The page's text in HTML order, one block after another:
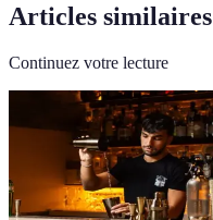
Articles similaires
Continuez votre lecture